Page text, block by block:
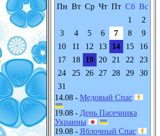
Пн Вт Ср Чт Пт Сб Вс
1
2
3
4 5 6 7 8
9
10
11 12 13 14 15
16
17
18 19 20 21 22
23
24
25 26 27 28 29
30
31
14.08 - Медовый Спас
19.08 - День Пасечника
Украины
19.08 - Яблочный Спас